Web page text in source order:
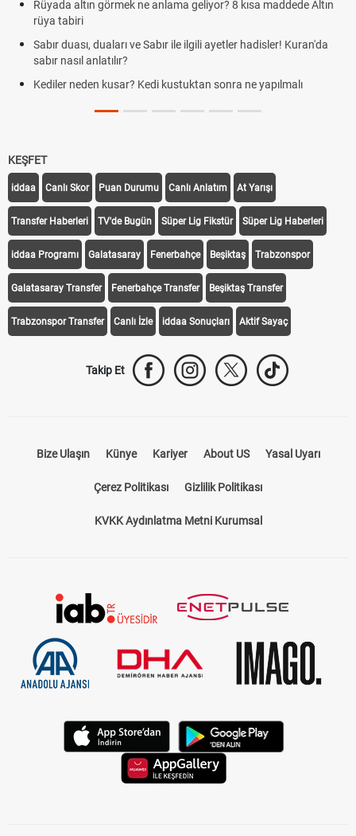
Rüyada altın görmek ne anlama geliyor? 8 kısa maddede Altın
rüya tabiri
Sabır duası, duaları ve Sabır ile ilgili ayetler hadisler! Kuran'da
sabır nasıl anlatılır?
Kediler neden kusar? Kedi kustuktan sonra ne yapılmalı
KEŞFET
iddaa Canlı Skor Puan Durumu Canlı Anlatım At Yarışı
Transfer Haberleri TV'de Bugün Süper Lig Fikstür Süper Lig Haberleri
iddaa Programı Galatasaray Fenerbahçe Beşiktaş Trabzonspor
Galatasaray Transfer Fenerbahçe Transfer Beşiktaş Transfer
Trabzonspor Transfer Canlı İzle iddaa Sonuçları Aktif Sayaç
Takip Et
Bize Ulaşın Künye Kariyer About US Yasal Uyarı
Çerez Politikası Gizlilik Politikası
KVKK Aydınlatma Metni Kurumsal